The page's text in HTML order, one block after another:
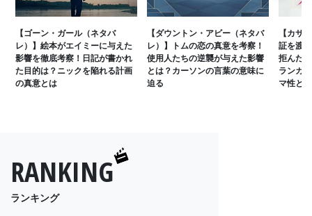
【ゴーン・ガール（ネタバ
レ）】絵本がエイミーに与えた
影響を徹底考察！日記が書かれ
た目的は？ニックを陥れる計画
の真意とは
【ダウントン・アビー（ネタバ
レ）】トムの恋の真意を考察！
使用人たちの逆襲が与えた影響
とは？カーソンの言葉の意味に
迫る
【カサ
証を渡
拒んだ
ランカ
マ性とは
RANKING
ランキング